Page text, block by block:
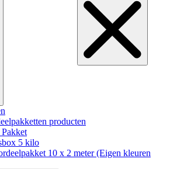
producten
5 kilo
10 x 2 meter (Eigen kleuren